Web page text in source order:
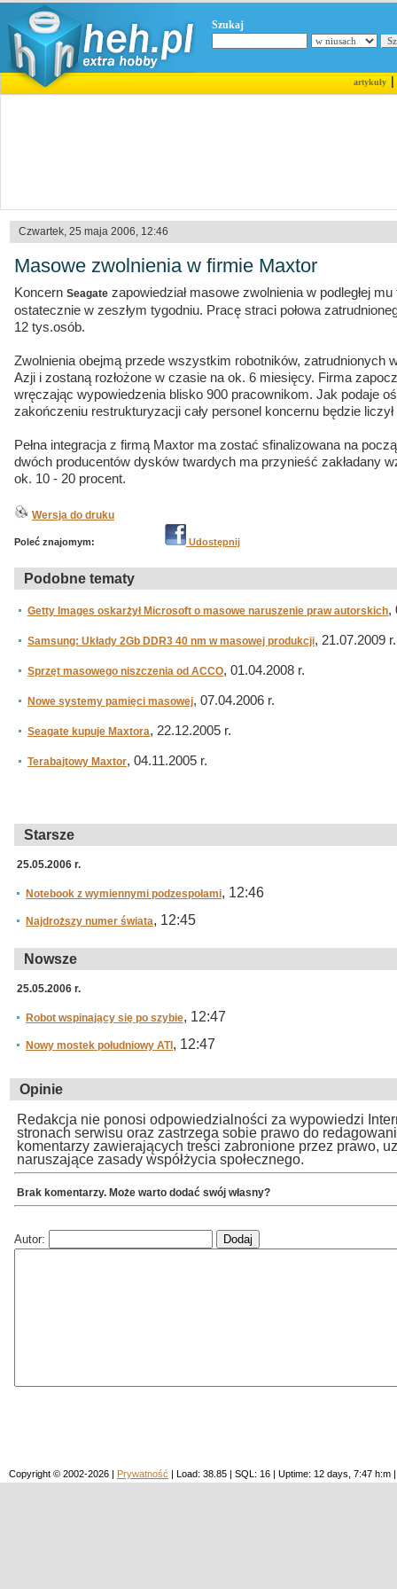
Szukaj
artykuły|
Czwartek, 25 maja 2006, 12:46
Masowe zwolnienia w firmie Maxtor
Koncern Seagate zapowiedział masowe zwolnienia w podległej
ostatecznie w zeszłym tygodniu. Pracę straci połowa
12 tys.osób.
Zwolnienia obejmą przede wszystkim robotników, zatrudnionych
Azji i zostaną rozłożone w czasie na ok. 6 miesięcy. Firma
wręczając wypowiedzenia blisko 900 pracownikom. Jak podaje
zakończeniu restrukturyzacji cały personel koncernu będzie
Pełna integracja z firmą Maxtor ma zostać sfinalizowana na
dwóch producentów dysków twardych ma przynieść zakładany
ok. 10 - 20 procent.
Wersja do druku
Poleć znajomym: Udostępnij
Podobne tematy
Getty Images oskarżył Microsoft o masowe naruszenie praw autorskich,
Samsung: Układy 2Gb DDR3 40 nm w masowej produkcji, 21.07.2009 r.
Sprzęt masowego niszczenia od ACCO, 01.04.2008 r.
Nowe systemy pamięci masowej, 07.04.2006 r.
Seagate kupuje Maxtora, 22.12.2005 r.
Terabajtowy Maxtor, 04.11.2005 r.
Starsze
25.05.2006 r.
Notebook z wymiennymi podzespołami, 12:46
Najdroższy numer świata, 12:45
Nowsze
25.05.2006 r.
Robot wspinający się po szybie, 12:47
Nowy mostek południowy ATI , 12:47
Opinie
Redakcja nie ponosi odpowiedzialności za wypowiedzi
stronach serwisu oraz zastrzega sobie prawo do
komentarzy zawierających treści zabronione przez prawo,
naruszające zasady współżycia społecznego.
Brak komentarzy. Może warto dodać swój własny?
Autor:
Copyright © 2002-2026 | Prywatność | Load: 38.85 | SQL: 16 | Uptime: 12 days, 7:47